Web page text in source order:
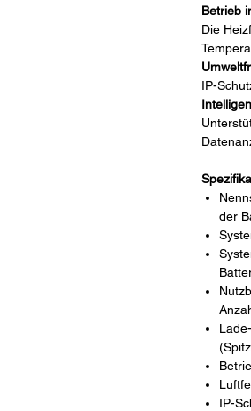
Betrieb
Die
IP-
der
IP-